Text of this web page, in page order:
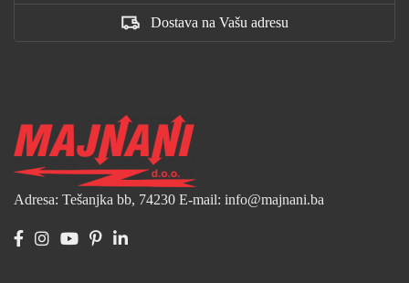
Dostava na Vašu adresu
Adresa: Tešanjka bb, 74230 E-mail: info@majnani.ba